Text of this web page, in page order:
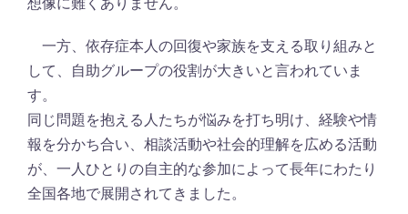
一方、依存症本人の回復や家族を支える取り組みと
して、自助グループの役割が大きいと言われていま
す。
同じ問題を抱える人たちが悩みを打ち明け、経験や情
報を分かち合い、相談活動や社会的理解を広める活動
が、一人ひとりの自主的な参加によって長年にわたり
全国各地で展開されてきました。